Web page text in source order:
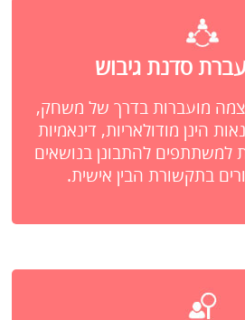
סדנת גיבוש
מועברות בדרך של משחק,
הינן מודולאריות, דינאמיות
למשתתפים להתבונן בנושאים
בתקשורת הבין אישית.